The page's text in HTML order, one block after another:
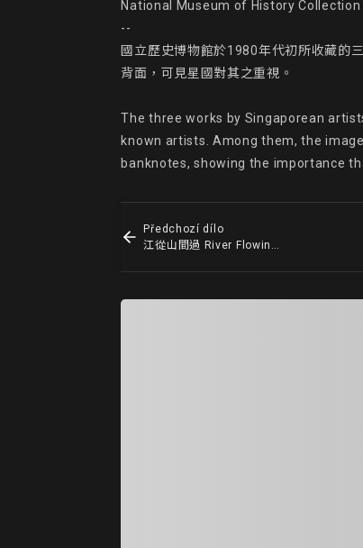
National Museum of History Collection
--
國立歷史博物館於1980年代初所收藏的
背面，可見星國對其之重視。
The three works by Singaporean
known artists. Among them, the
banknotes, showing the importance
Předchozí dílo
江從山間過 River Flowing through Mountains